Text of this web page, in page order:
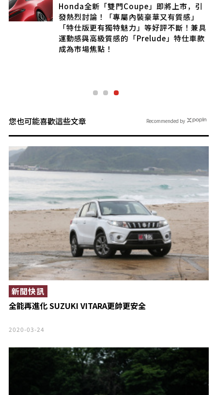
Honda全新「雙門Coupe」即將上市，引
發熱烈討論！「專屬內裝豪華又有質感」
「特仕版更有獨特魅力」等好評不斷！兼具
運動感與高級質感的「Prelude」特仕車款
成為市場焦點！
您也可能喜歡這些文章
全能再進化 SUZUKI VITARA更帥更安全
新聞快訊
2020-03-24
Recommended by